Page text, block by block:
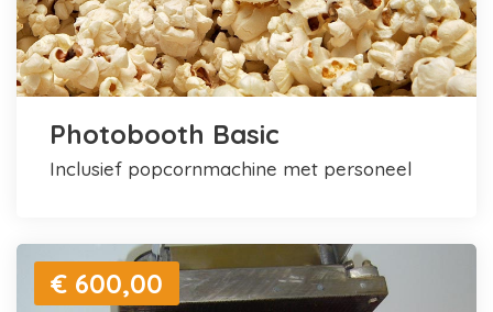
Photobooth Basic
inclusief popcornmachine met personeel
€ 600,00